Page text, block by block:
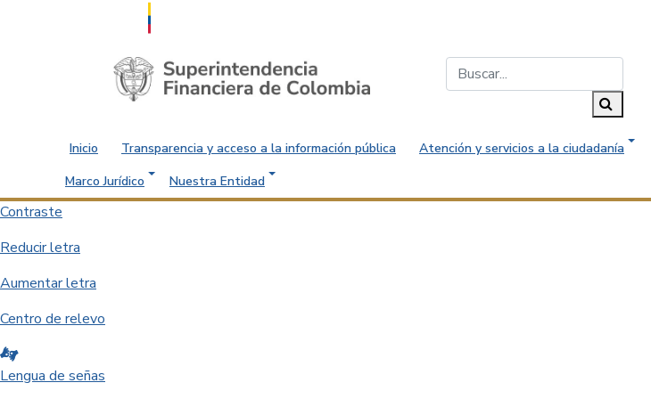
Saltar al contenido principal
Inicio Transparencia y acceso a la información pública Atención y servicios a la ciudadanía
Marco Jurídico
Nuestra Entidad
Contraste
Reducir letra
Aumentar letra
Centro de relevo
Lengua de señas